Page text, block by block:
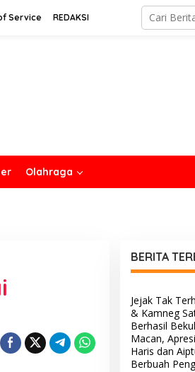
Service REDAKSI
Olahraga
BERITA
Jejak Tak
& Kamneg
Berhasil
Macan,
Haris dan
Berbuah